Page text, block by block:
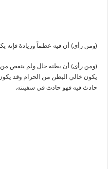
(ومن رأى) أن فيه عظماً وزيادة فإنه
(ومن رأى) أن بطنه خال ولم ينقص من
يكون خالي البطن من الحرام وقد
حادث فيه فهو حادث في سفينته.